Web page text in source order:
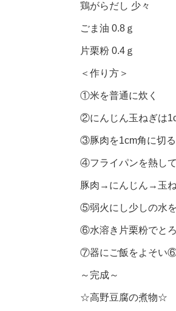
鶏がらだし 少々
ごま油 0.8ｇ
片栗粉 0.4ｇ
＜作り方＞
①米を普通に炊く
②にんじん玉ねぎは
③豚肉を1cm角に切る
④フライパンを熱し
豚肉→にんじん→玉
⑤弱火にし少しの水
⑥水溶き片栗粉でとろ
⑦器にご飯をよそい⑥
～完成～
☆高野豆腐の煮物☆